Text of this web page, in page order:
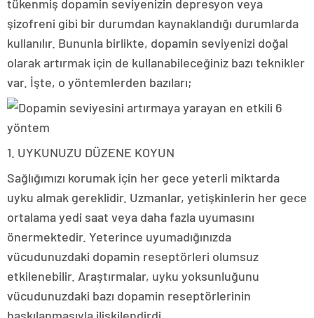
tükenmiş dopamin seviyenizin depresyon veya
şizofreni gibi bir durumdan kaynaklandığı durumlarda
kullanılır. Bununla birlikte, dopamin seviyenizi doğal
olarak artırmak için de kullanabileceğiniz bazı teknikler
var. İşte, o yöntemlerden bazıları;
1. UYKUNUZU DÜZENE KOYUN
Sağlığımızı korumak için her gece yeterli miktarda
uyku almak gereklidir. Uzmanlar, yetişkinlerin her gece
ortalama yedi saat veya daha fazla uyumasını
önermektedir. Yeterince uyumadığınızda
vücudunuzdaki dopamin reseptörleri olumsuz
etkilenebilir. Araştırmalar, uyku yoksunluğunu
vücudunuzdaki bazı dopamin reseptörlerinin